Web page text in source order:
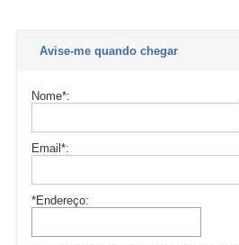
Avise-me quando chegar
Nome*:
Email *:
*Endereço: